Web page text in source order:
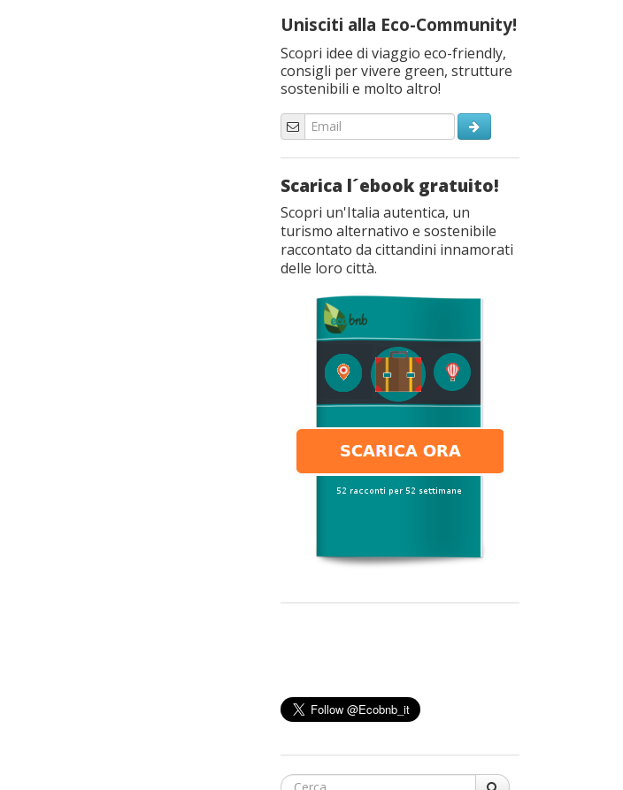
Unisciti alla Eco-Community!
Scopri idee di viaggio eco-friendly,
consigli per vivere green, strutture
sostenibili e molto altro!
Scarica l´ebook gratuito!
Scopri un'Italia autentica, un
turismo alternativo e sostenibile
raccontato da cittandini innamorati
delle loro città.
Cerca